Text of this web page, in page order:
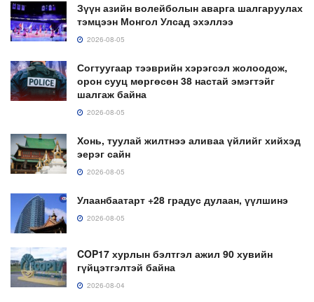
Зүүн азийн волейболын аварга шалгаруулах
тэмцээн Монгол Улсад эхэллээ
2026-08-05
Согтуугаар тээврийн хэрэгсэл жолоодож,
орон сууц мөргөсөн 38 настай эмэгтэйг
шалгаж байна
2026-08-05
Хонь, туулай жилтнээ аливаа үйлийг хийхэд
эерэг сайн
2026-08-05
Улаанбаатарт +28 градус дулаан, үүлшинэ
2026-08-05
COP17 хурлын бэлтгэл ажил 90 хувийн
гүйцэтгэлтэй байна
2026-08-04